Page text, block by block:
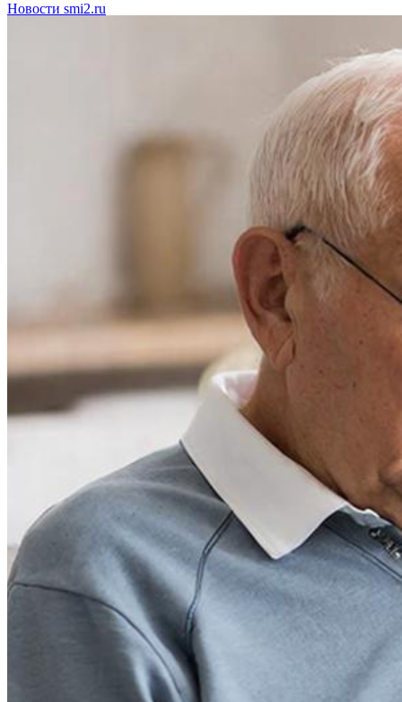
Новости smi2.ru